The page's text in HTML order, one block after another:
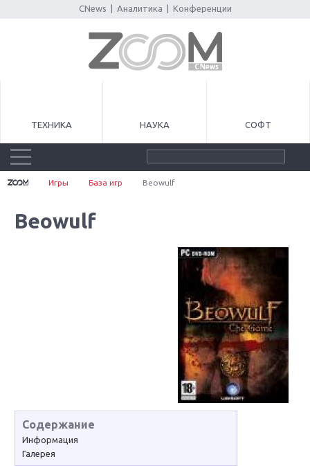
CNews Аналитика Конференции
ТЕХНИКА НАУКА СОФТ
Игры База игр Beowulf
Beowulf
Содержание
Информация
Галерея